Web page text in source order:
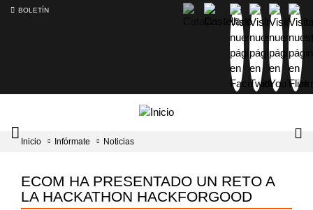
BOLETÍN
Intercambiador
del
principal
Inicio Infórmate Noticias
ECOM HA PRESENTADO UN RETO A
LA HACKATHON HACKFORGOOD